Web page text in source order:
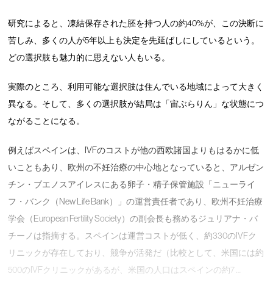
研究によると、凍結保存された胚を持つ人の約40%が、この決断に
苦しみ、多くの人が5年以上も決定を先延ばしにしているという。
どの選択肢も魅力的に思えない人もいる。
実際のところ、利用可能な選択肢は住んでいる地域によって大きく
異なる。そして、多くの選択肢が結局は「宙ぶらりん」な状態につ
ながることになる。
例えばスペインは、IVFのコストが他の西欧諸国よりもはるかに低
いこともあり、欧州の不妊治療の中心地となっていると、アルゼン
チン・ブエノスアイレスにある卵子・精子保管施設「ニューライ
フ・バンク（New Life Bank）」の運営責任者であり、欧州不妊治療
学会（European Fertility Society）の副会長も務めるジュリアナ・バ
チーノは指摘する。スペインは運営コストが低く、約330のIVFク
リニックが存在しており、競争が活発だ（比較として、米国には約
500のIVFクリニックがあるが、米国の人口はスペインの約7 …